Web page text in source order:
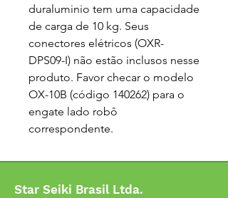
duraluminio tem uma capacidade
de carga de 10 kg. Seus
conectores elétricos (OXR-
DPS09-I) não estão inclusos nesse
produto. Favor checar o modelo
OX-10B (código 140262) para o
engate lado robô
correspondente.
Star Seiki Brasil Ltda.